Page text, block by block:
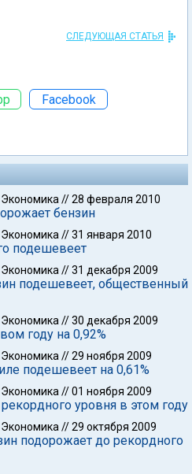
СЛЕДУЮЩАЯ СТАТЬЯ
Facebook
Экономика //28 февраля 2010
бензин
Экономика //31 января 2010
подешевеет
Экономика //31 декабря 2009
подешевеет, общественный
Экономика //30 декабря 2009
году на 0,92%
Экономика //29 ноября 2009
подешевеет на 0,61%
Экономика //01 ноября 2009
уровня в этом году
Экономика //29 октября 2009
подорожает до рекордного